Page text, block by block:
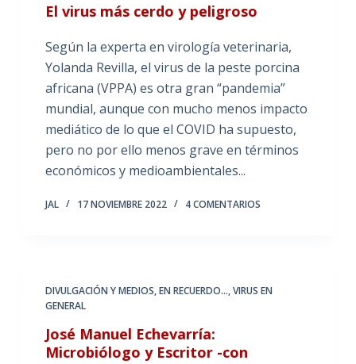
El virus más cerdo y peligroso
Según la experta en virología veterinaria,
Yolanda Revilla, el virus de la peste porcina
africana (VPPA) es otra gran “pandemia”
mundial, aunque con mucho menos impacto
mediático de lo que el COVID ha supuesto,
pero no por ello menos grave en términos
económicos y medioambientales...
JAL 17 NOVIEMBRE 2022 4 COMENTARIOS
DIVULGACIÓN Y MEDIOS,EN RECUERDO...,VIRUS EN
GENERAL
José Manuel Echevarría:
Microbiólogo y Escritor -con